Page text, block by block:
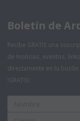
Boletín de
Recibe GRATIS una
de !noticias, eventos,
directamente en tu
!GRATIS!